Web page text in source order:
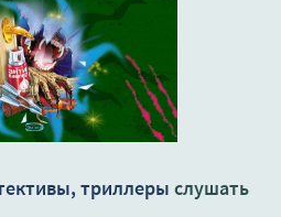
триллеры слушать